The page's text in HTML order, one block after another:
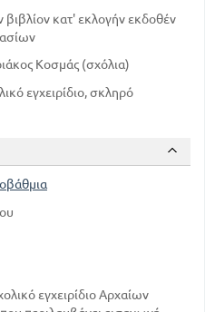
κατ' εκλογήν εκδοθέν
Κοσμάς (σχόλια)
εγχειρίδιο, σκληρό
εγχειρίδιο Αρχαίων